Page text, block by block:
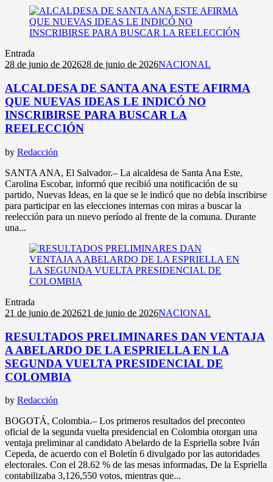
Entrada
28 de junio de 202628 de junio de 2026NACIONAL
ALCALDESA DE SANTA ANA ESTE AFIRMA
QUE NUEVAS IDEAS LE INDICÓ NO
INSCRIBIRSE PARA BUSCAR LA
REELECCIÓN
by Redacción
SANTA ANA, El Salvador.– La alcaldesa de Santa Ana Este,
Carolina Escobar, informó que recibió una notificación de su
partido, Nuevas Ideas, en la que se le indicó que no debía inscribirse
para participar en las elecciones internas con miras a buscar la
reelección para un nuevo período al frente de la comuna. Durante
una...
Entrada
21 de junio de 202621 de junio de 2026NACIONAL
RESULTADOS PRELIMINARES DAN VENTAJA
A ABELARDO DE LA ESPRIELLA EN LA
SEGUNDA VUELTA PRESIDENCIAL DE
COLOMBIA
by Redacción
BOGOTÁ, Colombia.– Los primeros resultados del preconteo
oficial de la segunda vuelta presidencial en Colombia otorgan una
ventaja preliminar al candidato Abelardo de la Espriella sobre Iván
Cepeda, de acuerdo con el Boletín 6 divulgado por las autoridades
electorales. Con el 28.62 % de las mesas informadas, De la Espriella
contabilizaba 3,126,550 votos, mientras que...